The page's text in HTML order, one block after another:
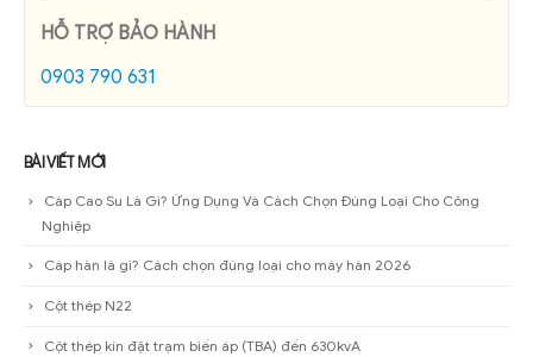
HỖ TRỢ BẢO HÀNH
0903 790 631
BÀI VIẾT MỚI
Cáp Cao Su Là Gì? Ứng Dụng Và Cách Chọn Đúng Loại Cho Công
Nghiệp
Cáp hàn là gì? Cách chọn đúng loại cho máy hàn 2026
Cột thép N22
Cột thép kín đặt trạm biến áp (TBA) đến 630kvA